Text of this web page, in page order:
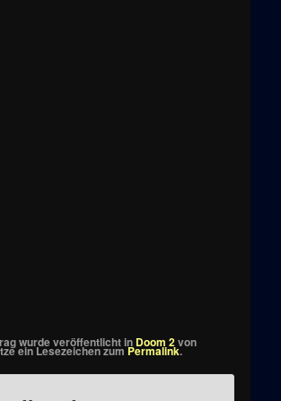
wurde veröffentlicht in Doom 2von
ein Lesezeichen zumPermalink.